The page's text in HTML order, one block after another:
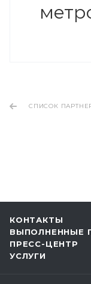
СПИСОК
КОНТАКТЫ
ВЫПОЛНЕННЫЕ
ПРЕСС-ЦЕНТР
УСЛУГИ